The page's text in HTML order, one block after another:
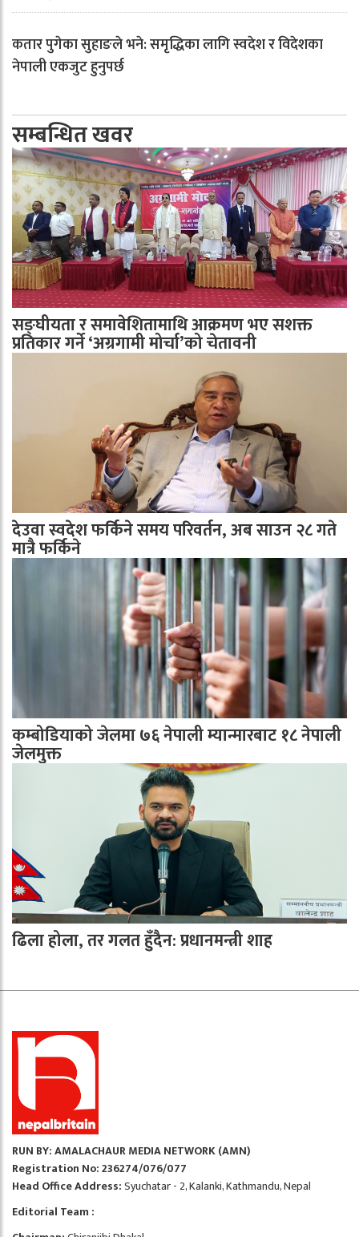
कतार पुगेका सुहाङले भने: समृद्धिका लागि स्वदेश र विदेशका
नेपाली एकजुट हुनुपर्छ
सम्बन्धित खवर
सङ्घीयता र समावेशितामाथि आक्रमण भए सशक्त
प्रतिकार गर्ने ‘अग्रगामी मोर्चा’को चेतावनी
देउवा स्वदेश फर्किने समय परिवर्तन, अब साउन २८ गते
मात्रै फर्किने
कम्बोडियाको जेलमा ७६ नेपाली म्यान्मारबाट १८ नेपाली
जेलमुक्त
ढिला होला, तर गलत हुँदैन: प्रधानमन्त्री शाह
RUN BY: AMALACHAUR MEDIA NETWORK (AMN)
Registration No: 236274/076/077
Head Office Address:Syuchatar - 2, Kalanki, Kathmandu, Nepal
Editorial Team :